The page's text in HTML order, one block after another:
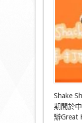
Shake
期間於
辦Great